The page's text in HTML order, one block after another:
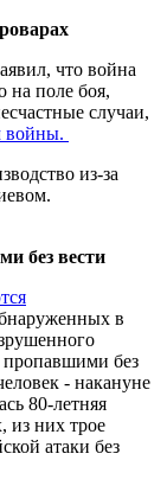
что война
на поле боя,
случаи,
войны.
из-за
без вести
в
пропавшими без
- накануне
80-летняя
из них трое
атаки без